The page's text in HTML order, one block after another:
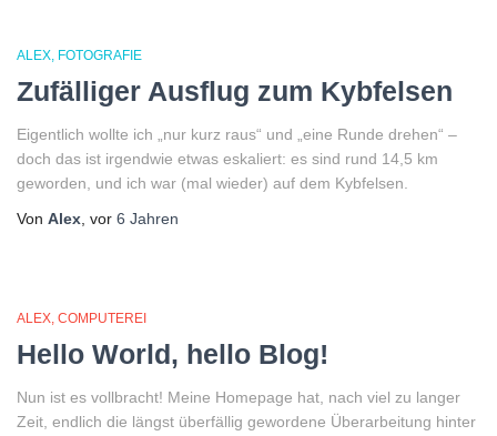
ALEX FOTOGRAFIE
Zufälliger Ausflug zum Kybfelsen
Eigentlich wollte ich „nur kurz raus“ und „eine Runde drehen“ –
doch das ist irgendwie etwas eskaliert: es sind rund 14,5 km
geworden, und ich war (mal wieder) auf dem Kybfelsen.
Von Alex , vor 6 Jahren
ALEX COMPUTEREI
Hello World, hello Blog!
Nun ist es vollbracht! Meine Homepage hat, nach viel zu langer
Zeit, endlich die längst überfällig gewordene Überarbeitung hinter